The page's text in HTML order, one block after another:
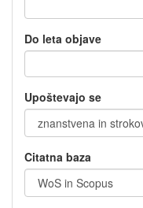
Do leta objave
Upoštevajo se
Citatna baza